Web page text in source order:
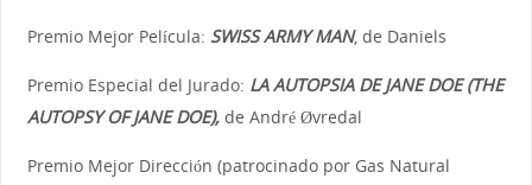
Premio Mejor Película: SWISS ARMY MAN, de Daniels
Premio Especial del Jurado: LA AUTOPSIA DE JANE DOE (THE
AUTOPSY OF JANE DOE), de André Øvredal
Premio Mejor Dirección (patrocinado por Gas Natural